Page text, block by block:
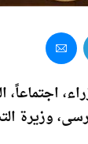
اجتماعاً،
وزيرة